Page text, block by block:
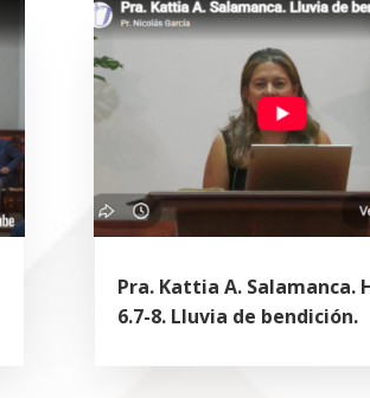
Pra. Kattia A. Salamanca.
6.7-8. Lluvia de bendición.